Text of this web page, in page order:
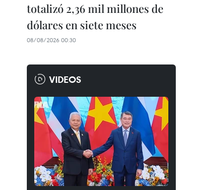
totalizó 2,36 mil millones de
dólares en siete meses
08/08/2026 00:30
VIDEOS